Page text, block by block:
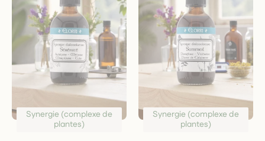
Synergie (complexe de
plantes)
Synergie (complexe de
plantes)